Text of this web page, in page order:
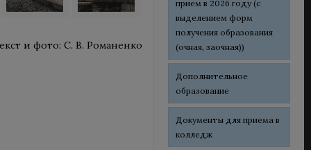
и фото: С. В. Романенко
прием в 2026 году (с
выделением форм
получения образования
(очная, заочная))
Дополнительное
образование
Документы для приема в
колледж